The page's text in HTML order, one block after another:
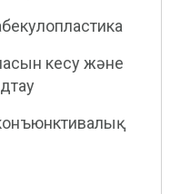
кесу және